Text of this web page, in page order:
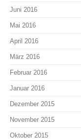
Juni 2016
Mai 2016
April 2016
März 2016
Februar 2016
Januar 2016
Dezember 2015
November 2015
Oktober 2015